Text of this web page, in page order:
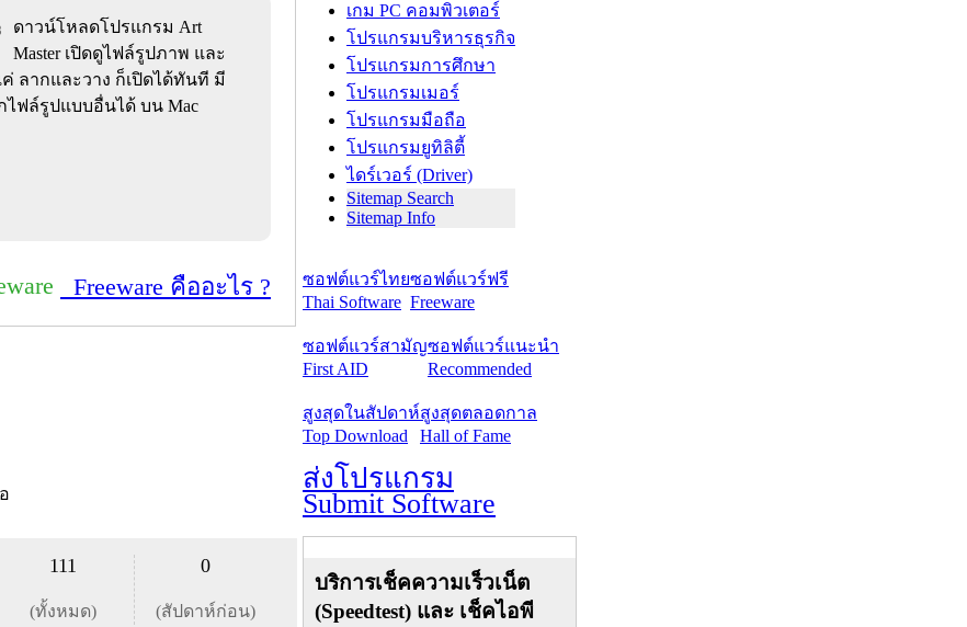
ดาวน์โหลดโปรแกรม Art
Master เปิดดูไฟล์รูปภาพ และ
ลากและวาง ก็เปิดได้ทันที มี
ฟล์รูปแบบอื่นได้ บน Mac
Freeware คืออะไร ?
111
(ทั้งหมด)
0
(สัปดาห์ก่อน)
เกม PC คอมพิวเตอร์
โปรแกรมบริหารธุรกิจ
โปรแกรมการศึกษา
โปรแกรมเมอร์
โปรแกรมมือถือ
โปรแกรมยูทิลิตี้
ไดร์เวอร์ (Driver)
Sitemap Search
Sitemap Info
ซอฟต์แวร์ไทย
Thai Software
ซอฟต์แวร์ฟรี
Freeware
ซอฟต์แวร์สามัญ
First AID
ซอฟต์แวร์แนะนำ
Recommended
สูงสุดในสัปดาห์
Top Download
สูงสุดตลอดกาล
Hall of Fame
ส่งโปรแกรม
Submit Software
บริการเช็คความเร็วเน็ต
(Speedtest) และ เช็คไอพี